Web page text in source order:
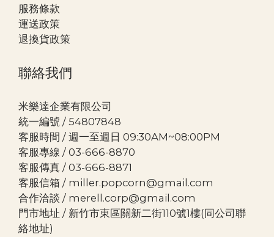
服務條款
運送政策
退換貨政策
聯絡我們
米樂達企業有限公司
統一編號 / 54807848
客服時間 / 週一至週日 09:30AM~08:00PM
客服專線 / 03-666-8870
客服傳真 / 03-666-8871
客服信箱 / miller.popcorn@gmail.com
合作洽談 / merell.corp@gmail.com
門市地址 / 新竹市東區關新二街110號1樓(同公司聯
絡地址)